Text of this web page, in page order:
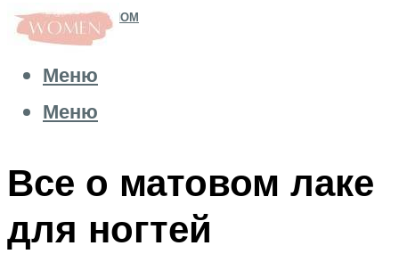
УХОД ЗА ТЕЛОМ
Меню
Меню
Все о матовом лаке
для ногтей